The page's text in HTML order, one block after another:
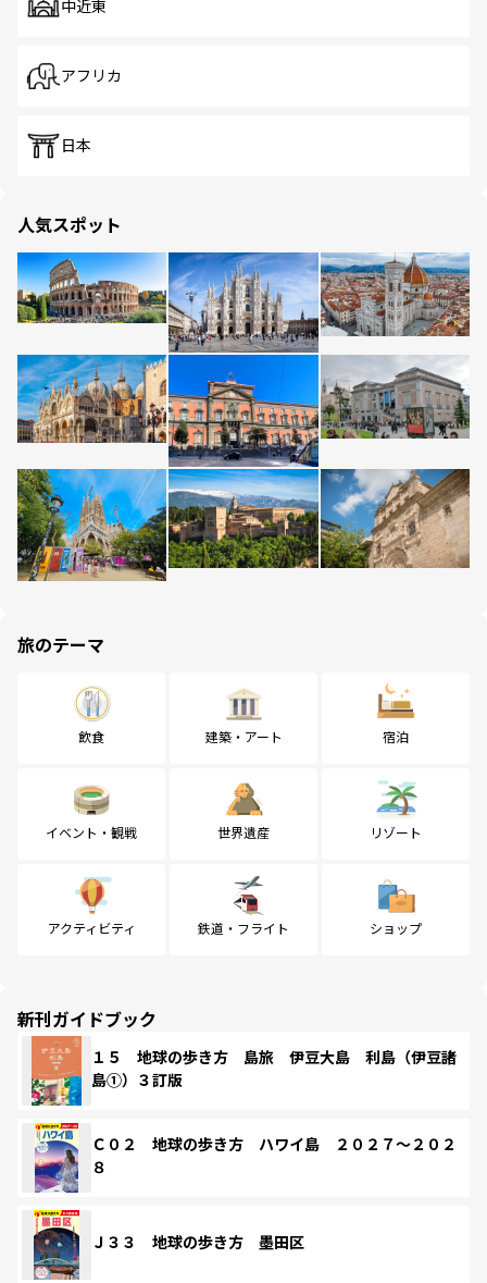
中近東
アフリカ
日本
人気スポット
旅のテーマ
飲食 建築・アート 宿泊
イベント・観戦 世界遺産 リゾート
アクティビティ 鉄道・フライト ショップ
新刊ガイドブック
１５ 地球の歩き方 島旅 伊豆大島 利島（伊豆諸
島①）３訂版
Ｃ０２ 地球の歩き方 ハワイ島 ２０２７～２０２
８
Ｊ３３ 地球の歩き方 墨田区